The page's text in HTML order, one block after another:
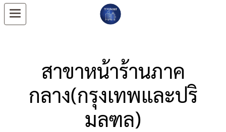
สาขาหน้าร้านภาค
กลาง(กรุงเทพและปริ
มลฑล)